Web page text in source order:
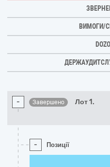
ВИМОГИ/
- Завершено Лот 1.
- Позиції